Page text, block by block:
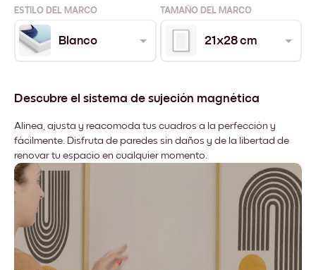
ESTILO DEL MARCO TAMAÑO DEL MARCO
Blanco 21x28 cm
Descubre el sistema de sujeción magnética
Alinea, ajusta y reacomoda tus cuadros a la perfección y
fácilmente. Disfruta de paredes sin daños y de la libertad de
renovar tu espacio en cualquier momento.